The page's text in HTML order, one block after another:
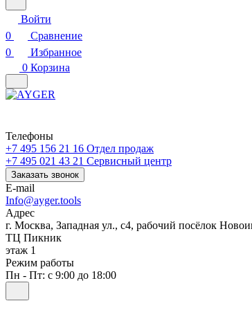
Войти
0
Сравнение
0
Избранное
0 Корзина
Телефоны
+7 495 156 21 16 Отдел продаж
+7 495 021 43 21 Cервисный центр
Заказать звонок
E-mail
Info@ayger.tools
Адрес
г. Москва, Западная ул., с4, рабочий посёлок
ТЦ Пикник
этаж 1
Режим работы
Пн - Пт: с 9:00 до 18:00